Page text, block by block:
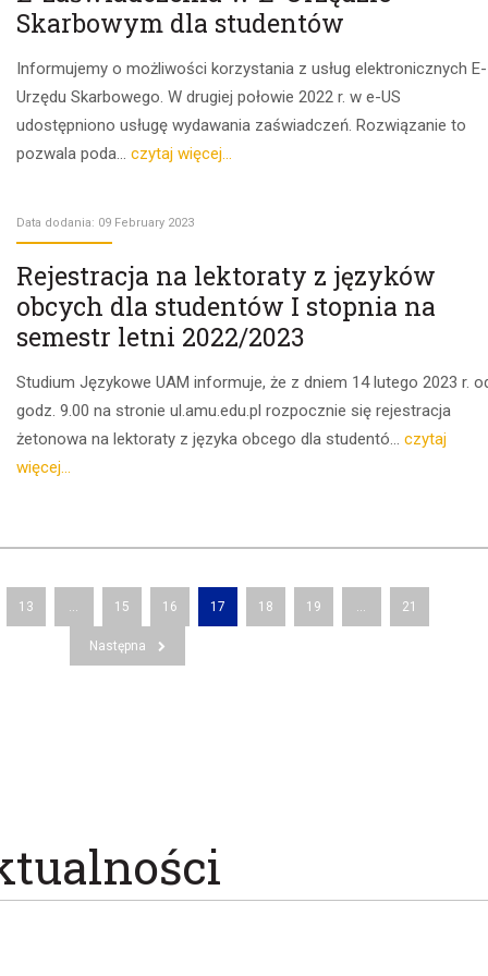
Skarbowym dla studentów
Informujemy o możliwości korzystania z usług elektronicznych E-
Urzędu Skarbowego. W drugiej połowie 2022 r. w e-US
udostępniono usługę wydawania zaświadczeń. Rozwiązanie to
pozwala poda... czytaj więcej...
Data dodania: 09 February 2023
Rejestracja na lektoraty z języków
obcych dla studentów I stopnia na
semestr letni 2022/2023
Studium Językowe UAM informuje, że z dniem 14 lutego 2023 r.
godz. 9.00 na stronie ul.amu.edu.pl rozpocznie się rejestracja
żetonowa na lektoraty z języka obcego dla studentó... czytaj
więcej...
13 ... 15 16 17 18 19 ... 21
Następna